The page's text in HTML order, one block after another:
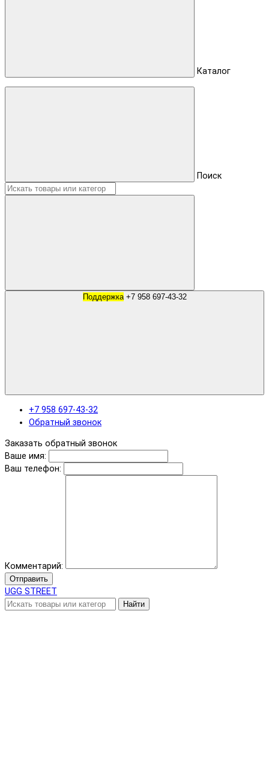
Каталог
Поиск
Поддержка +7 958 697-43-32
+7 958 697-43-32
Обратный звонок
Заказать обратный звонок
Ваше имя:
Ваш телефон:
Комментарий:
Отправить
UGG STREET
Найти